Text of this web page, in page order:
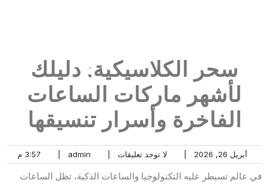
سحر الكلاسيكية: دليلك
لأشهر ماركات الساعات
الفاخرة وأسرار تنسيقها
أبريل 26, 2026 لا توجد تعليقات
في عالم تسيطر عليه التكنولوجيا والساعات الذكية، تظل الساعات